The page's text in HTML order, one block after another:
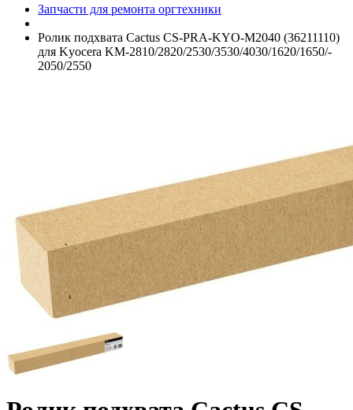
Запчасти для ремонта оргтехники
Ролик подхвата Cactus CS-PRA-KYO-M2040 (36211110)
для Kyocera KM-2810/­2820/­2530/­3530/­4030/­1620/­1650/­
2050/­2550